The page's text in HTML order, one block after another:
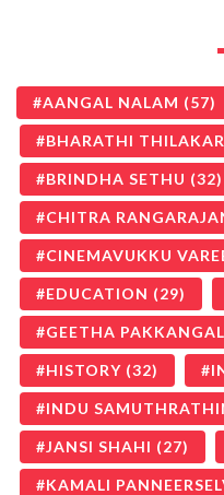
AANGAL NALAM (57)
BHARATHI THILAKAR
BRINDHA SETHU (32)
CHITRA
CINEMAVUKKU
EDUCATION (29)
GEETHA PAKKANGAL
HISTORY (32)
INDU
JANSI SHAHI (27)
KAMALI